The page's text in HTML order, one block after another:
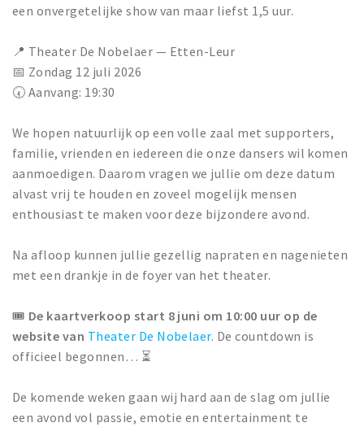
een onvergetelijke show van maar liefst 1,5 uur.
📍 Theater De Nobelaer — Etten-Leur
📅 Zondag 12 juli 2026
🕢 Aanvang: 19:30
We hopen natuurlijk op een volle zaal met supporters,
familie, vrienden en iedereen die onze dansers wil komen
aanmoedigen. Daarom vragen we jullie om deze datum
alvast vrij te houden en zoveel mogelijk mensen
enthousiast te maken voor deze bijzondere avond.
Na afloop kunnen jullie gezellig napraten en nagenieten
met een drankje in de foyer van het theater.
🎟️ De kaartverkoop start 8 juni om 10:00 uur op de
website van Theater De Nobelaer. De countdown is
officieel begonnen… ⏳
De komende weken gaan wij hard aan de slag om jullie
een avond vol passie, emotie en entertainment te